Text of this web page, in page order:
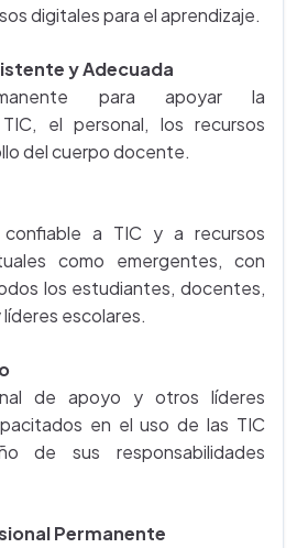
digitales para el aprendizaje.
y Adecuada
para apoyar la
el personal, los recursos
del cuerpo docente.
a TIC y a recursos
como emergentes, con
los estudiantes, docentes,
escolares.
de apoyo y otros líderes
en el uso de las TIC
de sus responsabilidades
Permanente